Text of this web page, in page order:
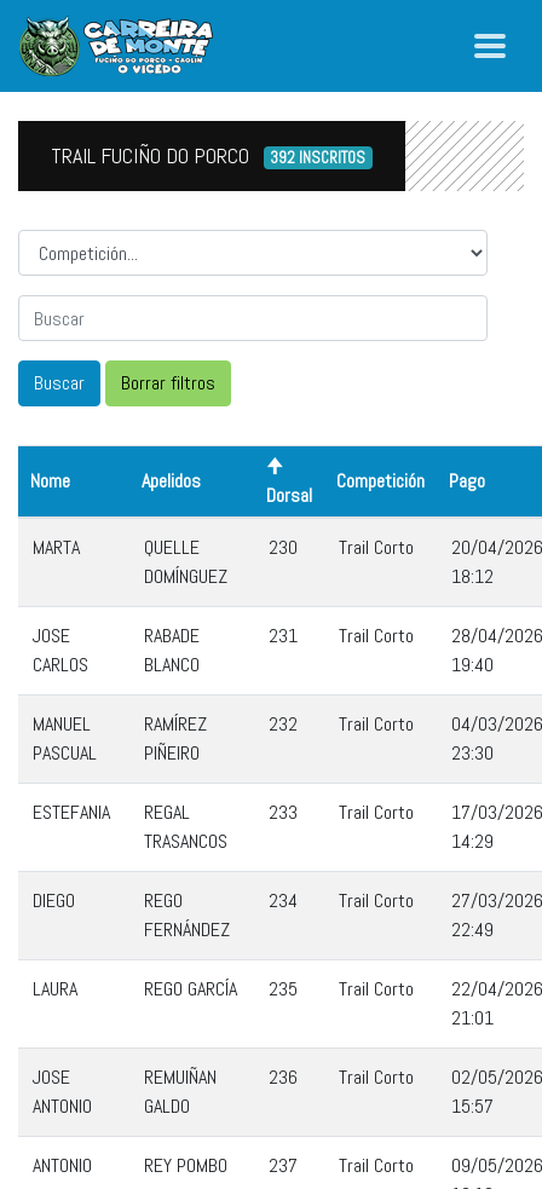
TRAIL FUCIÑO DO PORCO 392 INSCRITOS
Competicion
Nome Apelidos
Dorsal
Competición Pago
MARTA
QUELLE
DOMÍNGUEZ
230 Trail Corto
20/04/2026
18:12
JOSE
CARLOS
RABADE
BLANCO
231 Trail Corto
28/04/2026
19:40
MANUEL
PASCUAL
RAMÍREZ
PIÑEIRO
232 Trail Corto
04/03/2026
23:30
ESTEFANIA
REGAL
TRASANCOS
233 Trail Corto
17/03/2026
14:29
DIEGO
REGO
FERNÁNDEZ
234 Trail Corto
27/03/2026
22:49
LAURA REGO GARCÍA 235 Trail Corto
22/04/2026
21:01
JOSE
ANTONIO
REMUIÑAN
GALDO
236 Trail Corto
02/05/2026
15:57
ANTONIO REY POMBO 237 Trail Corto
09/05/2026